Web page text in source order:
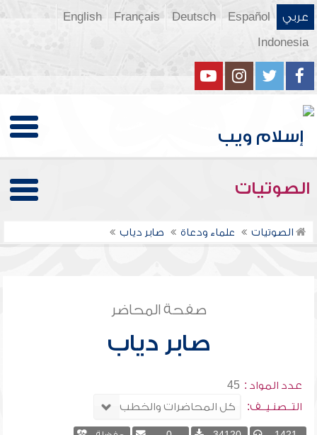
عربي Español
Deutsch
Français
English
Indonesia
الصوتيات
الصوتيات علماء ودعاة صابر دياب
صفحة المحاضر
صابر دياب
عدد المواد : 45
التــصنـيــف: